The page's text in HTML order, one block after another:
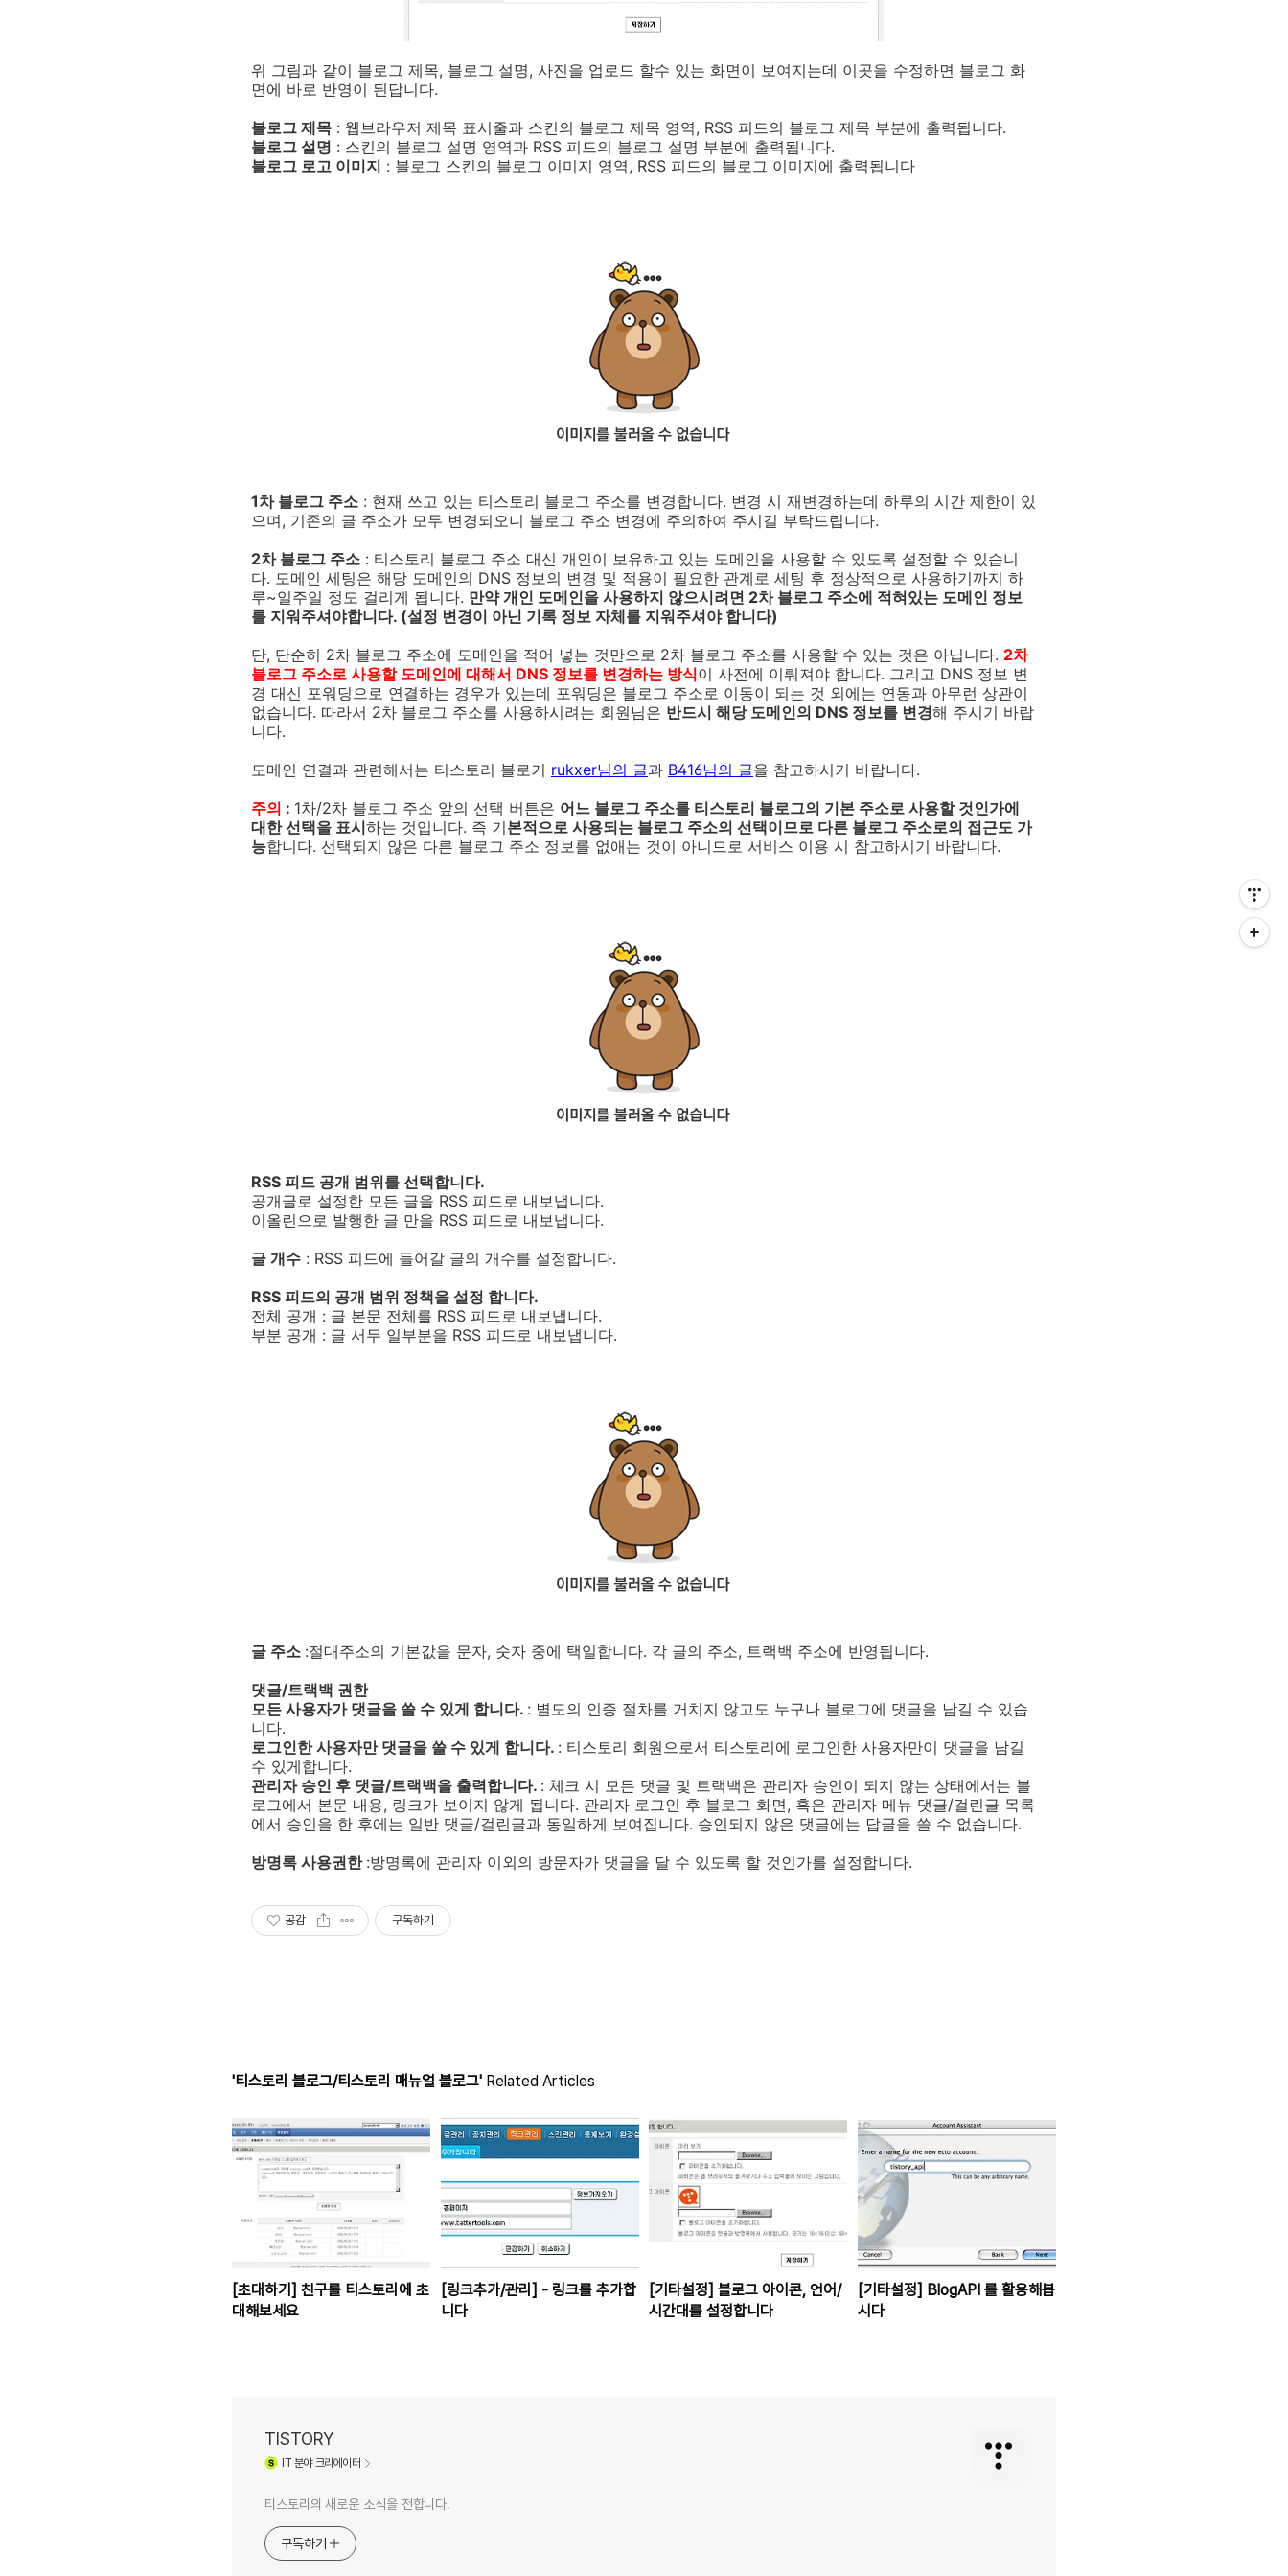
위 그림과 같이 블로그 제목, 블로그 설명, 사진을 업로드 할수 있는 화면이 보여지는데 이곳을 수정하면 블로그 화
면에 바로 반영이 된답니다.
블로그 제목 : 웹브라우저 제목 표시줄과 스킨의 블로그 제목 영역, RSS 피드의 블로그 제목 부분에 출력됩니다.
블로그 설명 : 스킨의 블로그 설명 영역과 RSS 피드의 블로그 설명 부분에 출력됩니다.
블로그 로고 이미지 : 블로그 스킨의 블로그 이미지 영역, RSS 피드의 블로그 이미지에 출력됩니다
1차 블로그 주소 : 현재 쓰고 있는 티스토리 블로그 주소를 변경합니다. 변경 시 재변경하는데 하루의 시간 제한이 있
으며, 기존의 글 주소가 모두 변경되오니 블로그 주소 변경에 주의하여 주시길 부탁드립니다.
2차 블로그 주소 : 티스토리 블로그 주소 대신 개인이 보유하고 있는 도메인을 사용할 수 있도록 설정할 수 있습니
다. 도메인 세팅은 해당 도메인의 DNS 정보의 변경 및 적용이 필요한 관계로 세팅 후 정상적으로 사용하기까지 하
루~일주일 정도 걸리게 됩니다. 만약 개인 도메인을 사용하지 않으시려면 2차 블로그 주소에 적혀있는 도메인 정보
를 지워주셔야합니다. (설정 변경이 아닌 기록 정보 자체를 지워주셔야 합니다)
단, 단순히 2차 블로그 주소에 도메인을 적어 넣는 것만으로 2차 블로그 주소를 사용할 수 있는 것은 아닙니다. 2차
블로그 주소로 사용할 도메인에 대해서 DNS 정보를 변경하는 방식이 사전에 이뤄져야 합니다. 그리고 DNS 정보 변
경 대신 포워딩으로 연결하는 경우가 있는데 포워딩은 블로그 주소로 이동이 되는 것 외에는 연동과 아무런 상관이
없습니다. 따라서 2차 블로그 주소를 사용하시려는 회원님은 반드시 해당 도메인의 DNS 정보를 변경해 주시기 바랍
니다.
도메인 연결과 관련해서는 티스토리 블로거 rukxer님의 글과 B416님의 글을 참고하시기 바랍니다.
주의 : 1차/2차 블로그 주소 앞의 선택 버튼은 어느 블로그 주소를 티스토리 블로그의 기본 주소로 사용할 것인가에
대한 선택을 표시하는 것입니다. 즉 기본적으로 사용되는 블로그 주소의 선택이므로 다른 블로그 주소로의 접근도 가
능합니다. 선택되지 않은 다른 블로그 주소 정보를 없애는 것이 아니므로 서비스 이용 시 참고하시기 바랍니다.
RSS 피드 공개 범위를 선택합니다.
공개글로 설정한 모든 글을 RSS 피드로 내보냅니다.
이올린으로 발행한 글 만을 RSS 피드로 내보냅니다.
글 개수 : RSS 피드에 들어갈 글의 개수를 설정합니다.
RSS 피드의 공개 범위 정책을 설정 합니다.
전체 공개 : 글 본문 전체를 RSS 피드로 내보냅니다.
부분 공개 : 글 서두 일부분을 RSS 피드로 내보냅니다.
글 주소 :절대주소의 기본값을 문자, 숫자 중에 택일합니다. 각 글의 주소, 트랙백 주소에 반영됩니다.
댓글/트랙백 권한
모든 사용자가 댓글을 쓸 수 있게 합니다. : 별도의 인증 절차를 거치지 않고도 누구나 블로그에 댓글을 남길 수 있습
니다.
로그인한 사용자만 댓글을 쓸 수 있게 합니다. : 티스토리 회원으로서 티스토리에 로그인한 사용자만이 댓글을 남길
수 있게합니다.
관리자 승인 후 댓글/트랙백을 출력합니다. : 체크 시 모든 댓글 및 트랙백은 관리자 승인이 되지 않는 상태에서는 블
로그에서 본문 내용, 링크가 보이지 않게 됩니다. 관리자 로그인 후 블로그 화면, 혹은 관리자 메뉴 댓글/걸린글 목록
에서 승인을 한 후에는 일반 댓글/걸린글과 동일하게 보여집니다. 승인되지 않은 댓글에는 답글을 쓸 수 없습니다.
방명록 사용권한 :방명록에 관리자 이외의 방문자가 댓글을 달 수 있도록 할 것인가를 설정합니다.
공감 구독하기
'티스토리 블로그/티스토리 매뉴얼 블로그' Related Articles
[초대하기] 친구를 티스토리에 초
대해보세요
[링크추가/관리] - 링크를 추가합
니다
[기타설정] 블로그 아이콘, 언어/
시간대를 설정합니다
[기타설정] BlogAPI 를 활용해봅
시다
TISTORY
IT 분야 크리에이터
티스토리의 새로운 소식을 전합니다.
구독하기